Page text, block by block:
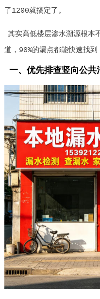
了1200就搞定了。
其实高低楼层渗水溯源根本
道，90%的漏点都能快速找到
一、优先排查竖向公共